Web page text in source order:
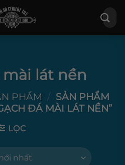
Tìm
kiếm:
mài lát nền
PHẨM / SẢN PHẨM
ĐÁ MÀI LÁT NỀN”
LỌC